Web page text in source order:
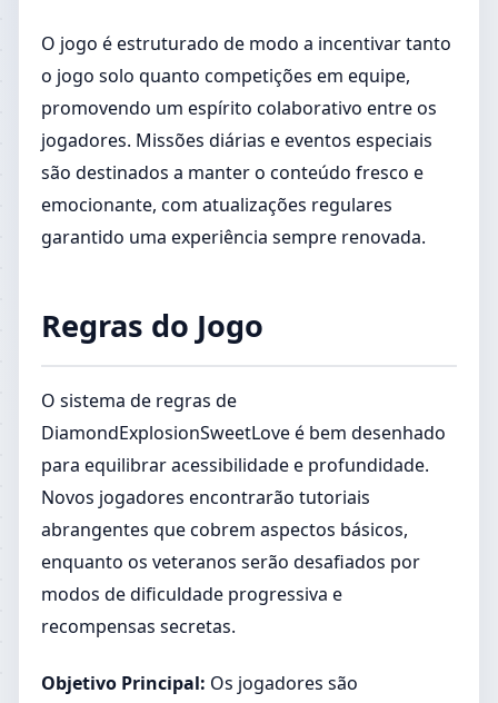
O jogo é estruturado de modo a incentivar tanto
o jogo solo quanto competições em equipe,
promovendo um espírito colaborativo entre os
jogadores. Missões diárias e eventos especiais
são destinados a manter o conteúdo fresco e
emocionante, com atualizações regulares
garantido uma experiência sempre renovada.
Regras do Jogo
O sistema de regras de
DiamondExplosionSweetLove é bem desenhado
para equilibrar acessibilidade e profundidade.
Novos jogadores encontrarão tutoriais
abrangentes que cobrem aspectos básicos,
enquanto os veteranos serão desafiados por
modos de dificuldade progressiva e
recompensas secretas.
Objetivo Principal: Os jogadores são